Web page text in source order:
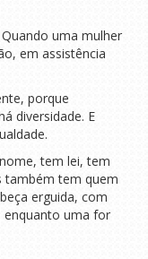
uma mulher
em assistência
porque
diversidade. E
tem lei, tem
também tem quem
erguida, com
enquanto uma for